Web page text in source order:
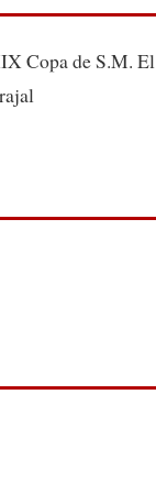
Copa de S.M.